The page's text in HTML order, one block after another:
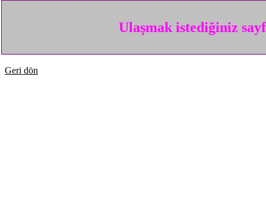
Ulaşmak istediğiniz
Geri dön